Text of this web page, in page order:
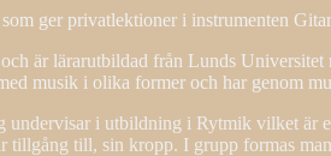
ger privatlektioner i instrumenten
är lärarutbildad från Lunds Universitet
musik i olika former och har genom
undervisar i utbildning i Rytmik vilket är
tillgång till, sin kropp. I grupp formas